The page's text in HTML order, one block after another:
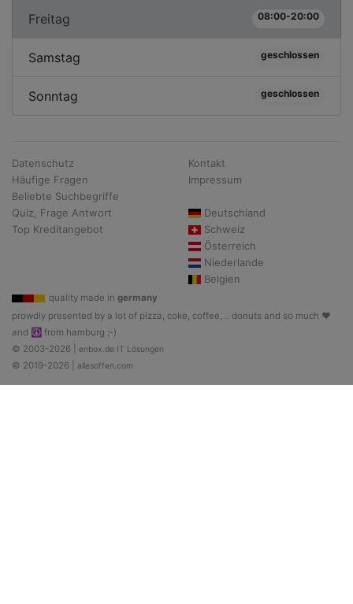
Freitag 08:00-20:00
Samstag geschlossen
Sonntag geschlossen
Datenschutz
Häufige Fragen
Beliebte Suchbegriffe
Quiz, Frage Antwort
Top Kreditangebot
Kontakt
Impressum
Deutschland
Schweiz
Österreich
Niederlande
Belgien
quality made in germany
prowdly presented by a lot of pizza, coke, coffee, .. donuts and so much ♥
and ☮ from hamburg ;-)
© 2003-2026 | enbox.de IT Lösungen
© 2019-2026 | allesoffen.com